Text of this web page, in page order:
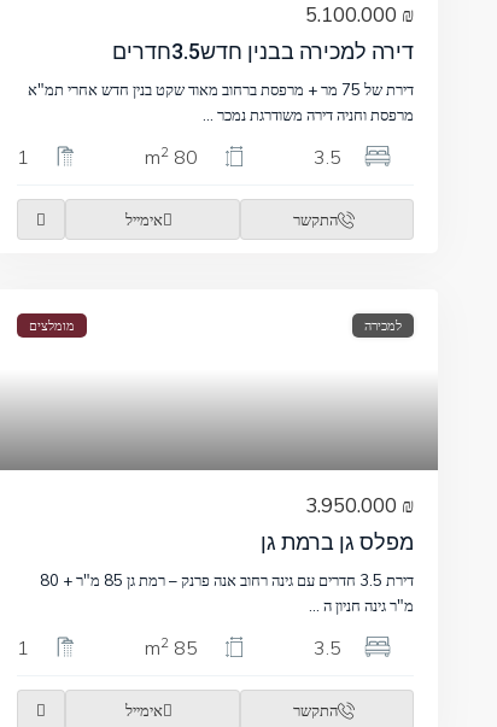
₪ 5.100.000
דירה למכירה בבנין חדש3.5חדרים
דירת של 75 מר + מרפסת ברחוב מאוד שקט בנין חדש אחרי תמ"א
מרפסת וחניה דירה משודרגת נמכר
3.5
80 m
2
1
התקשר אימייל
מומלצים למכירה
₪ 3.950.000
מפלס גן ברמת גן
דירת 3.5 חדרים עם גינה רחוב אנה פרנק – רמת גן 85 מ"ר + 80
מ"ר גינה חניון ה
3.5
85 m
2
1
התקשר אימייל